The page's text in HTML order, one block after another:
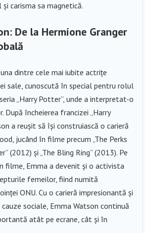
carisma sa magnetică.
De la Hermione Granger
dintre cele mai iubite actrițe
sale, cunoscută în special pentru rolul
„Harry Potter”, unde a interpretat-o
După încheierea francizei „Harry
a reușit să își construiască o carieră
jucând în filme precum „The Perks
(2012) și „The Bling Ring” (2013). Pe
filme, Emma a devenit și o activista
femeilor, fiind numită
ONU. Cu o carieră impresionantă și
sociale, Emma Watson continuă
atât pe ecrane, cât și în